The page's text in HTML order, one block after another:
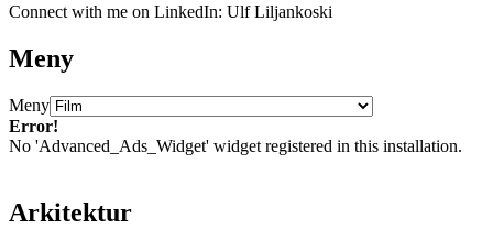
Connect with me on LinkedIn: Ulf Liljankoski
Meny
Meny
Error!
No 'Advanced_Ads_Widget' widget registered in this installation.
Arkitektur